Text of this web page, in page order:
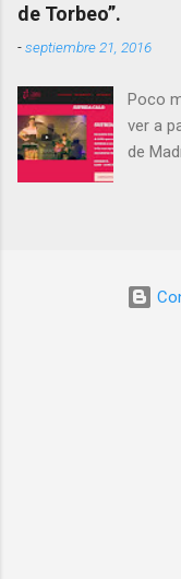
de Torbeo”.
-septiembre 21, 2016
Poco
ver a
de
En